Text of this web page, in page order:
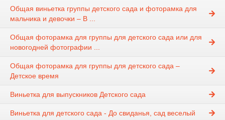
Общая виньетка группы детского сада и фоторамка для
мальчика и девочки – В ...
Общая фоторамка для группы для детского сада или для
новогодней фотографии ...
Общая фоторамка для группы для детского сада –
Детское время
Виньетка для выпускников Детского сада
Виньетка для детского сада - До свиданья, сад веселый